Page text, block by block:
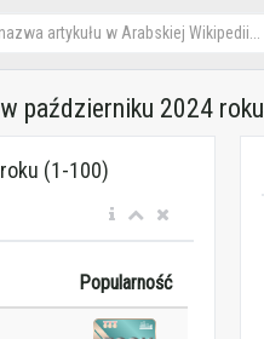
w październiku 2024 roku
roku (1-100)
Popularność